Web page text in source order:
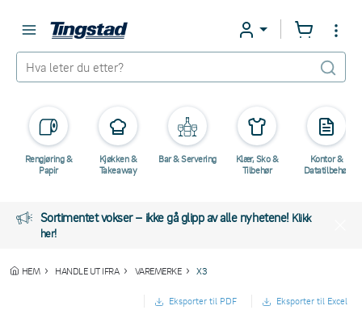
Rengjøring &
Papir
Kjøkken &
Takeaway
Bar & Servering
Klær, Sko &
Tilbehør
Kontor &
Datatilbehør
Sortimentet vokser – ikke gå glipp av alle nyhetene! Klikk
her!
HEM HANDLE UT IFRA VAREMERKE X3
Eksporter til PDF Eksporter til Excel